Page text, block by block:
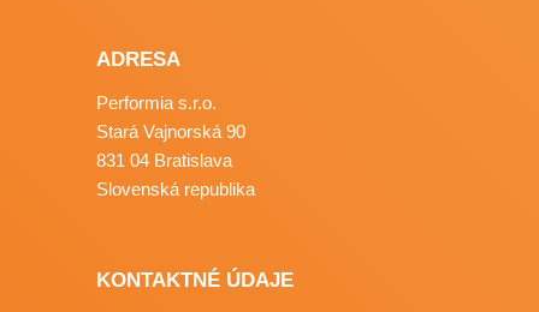
ADRESA
Performia s.r.o.
Stará Vajnorská 90
831 04 Bratislava
Slovenská republika
KONTAKTNÉ ÚDAJE